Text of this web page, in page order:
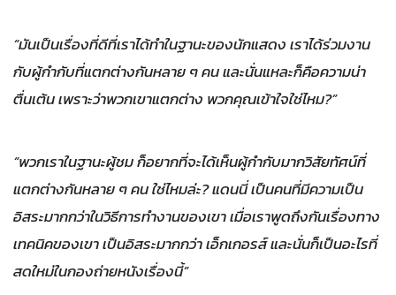
“มันเป็นเรื่องที่ดีที่เราได้ทำในฐานะของนักแสดง เราได้ร่วมงาน
กับผู้กำกับที่แตกต่างกันหลาย ๆ คน และนั่นแหละก็คือความน่า
ตื่นเต้น เพราะว่าพวกเขาแตกต่าง พวกคุณเข้าใจใช่ไหม?”
“พวกเราในฐานะผู้ชม ก็อยากที่จะได้เห็นผู้กำกับมากวิสัยทัศน์ที่
แตกต่างกันหลาย ๆ คน ใช่ไหมล่ะ? แดนนี่ เป็นคนที่มีความเป็น
อิสระมากกว่าในวิธีการทำงานของเขา เมื่อเราพูดถึงกันเรื่องทาง
เทคนิคของเขา เป็นอิสระมากกว่า เอ็กเกอรส์ และนั่นก็เป็นอะไรที่
สดใหม่ในกองถ่ายหนังเรื่องนี้”